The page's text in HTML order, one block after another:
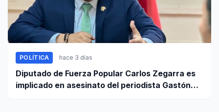
POLÍTICA hace 3 días
Diputado de Fuerza Popular Carlos Zegarra es
implicado en asesinato del periodista Gastón